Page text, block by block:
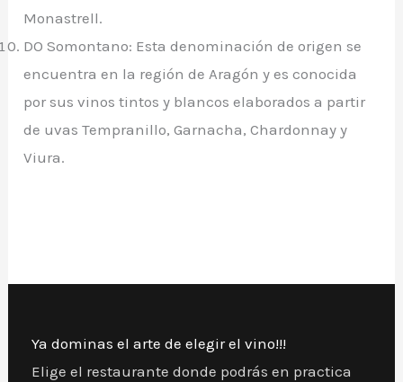
Monastrell.
DO Somontano: Esta denominación de origen se
encuentra en la región de Aragón y es conocida
por sus vinos tintos y blancos elaborados a partir
de uvas Tempranillo, Garnacha, Chardonnay y
Viura.
Ya dominas el arte de elegir el vino!!!
Elige el restaurante donde podrás en practica